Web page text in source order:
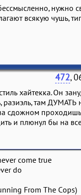
нужно
всякую чушь,
472,
хайтекка. Он
разиэль, там ДУМАТЬ
сдожном
и плюнул бы на
come true
do
From The Cops)